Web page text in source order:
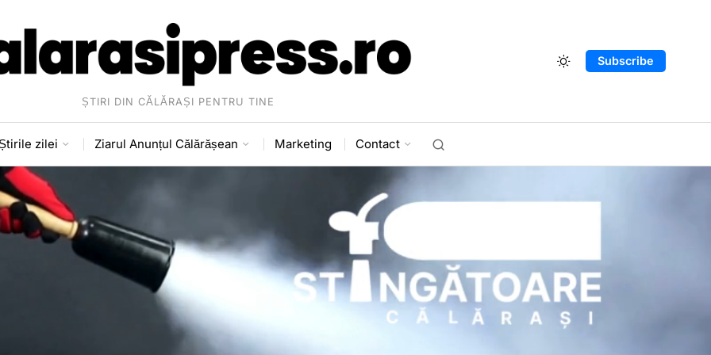
ȘTIRI DIN CĂLĂRAȘI PENTRU TINE
Subscribe
zilei Ziarul Anunțul Călărășean Marketing Contact